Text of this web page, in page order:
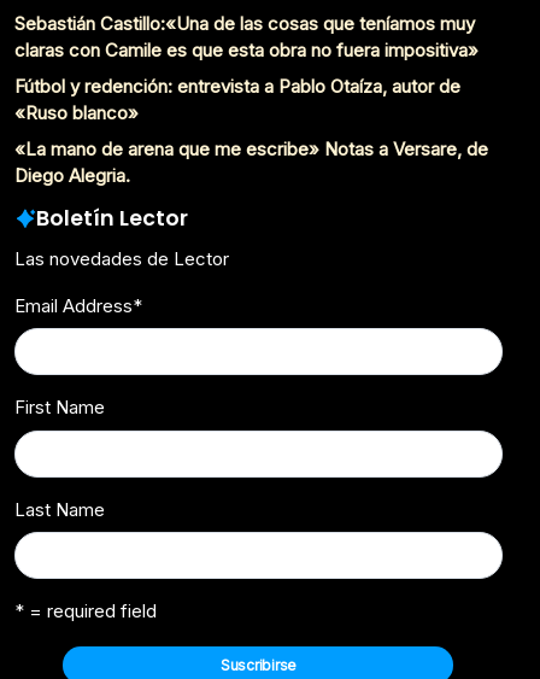
Sebastián Castillo:«Una de las cosas que teníamos muy
claras con Camile es que esta obra no fuera impositiva»
Fútbol y redención: entrevista a Pablo Otaíza, autor de
«Ruso blanco»
«La mano de arena que me escribe» Notas a Versare, de
Diego Alegria.
Boletín Lector
Las novedades de Lector
Email Address*
First Name
Last Name
* = required field